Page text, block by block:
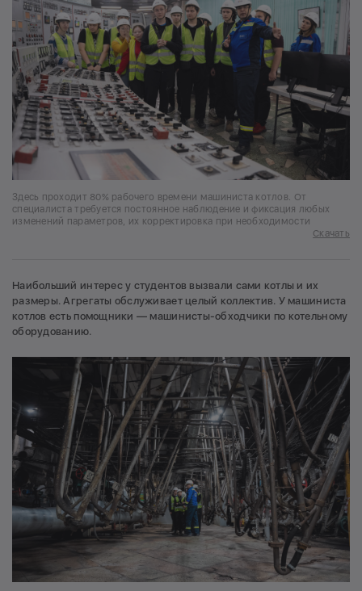
Здесь проходит 80% рабочего времени машиниста котлов. От
специалиста требуется постоянное наблюдение и фиксация любых
изменений параметров, их корректировка при необходимости
Скачать
Наибольший интерес у студентов вызвали сами котлы и их
размеры. Агрегаты обслуживает целый коллектив. У машиниста
котлов есть помощники — машинисты-обходчики по котельному
оборудованию.